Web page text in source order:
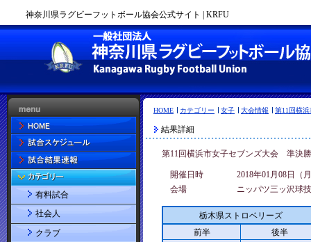
神奈川県ラグビーフットボール協会公式サイト | KRFU
HOME カテゴリー 女子 大会情報 第11回横
結果詳細
第11回横浜市女子セブンズ大会 準決勝
開催日時
2018年01月08日（
会場
ニッパツ三ッ沢球
栃木県ストロベリーズ
前半
後半
有料試合
社会人
クラブ